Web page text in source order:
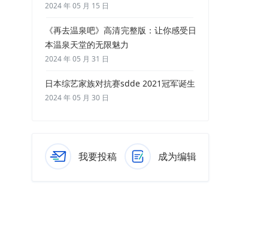
2024 年 05 月 15 日
《再去温泉吧》高清完整版：让你感受日
本温泉天堂的无限魅力
2024 年 05 月 31 日
日本综艺家族对抗赛sdde 2021冠军诞生
2024 年 05 月 30 日
我要投稿 成为编辑